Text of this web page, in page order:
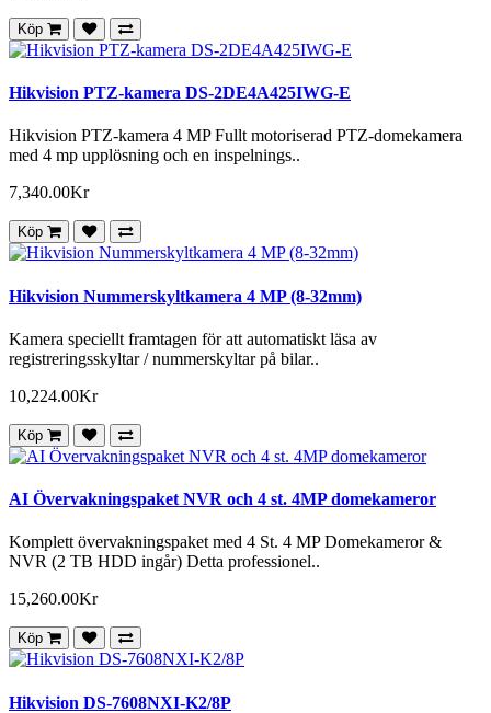
Köp
Hikvision PTZ-kamera DS-2DE4A425IWG-E
Hikvision PTZ-kamera 4 MP Fullt motoriserad PTZ-domekamera
med 4 mp upplösning och en inspelnings..
7,340.00Kr
Köp
Hikvision Nummerskyltkamera 4 MP (8-32mm)
Kamera speciellt framtagen för att automatiskt läsa av
registreringsskyltar / nummerskyltar på bilar..
10,224.00Kr
Köp
AI Övervakningspaket NVR och 4 st. 4MP domekameror
Komplett övervakningspaket med 4 St. 4 MP Domekameror &
NVR (2 TB HDD ingår) Detta professionel..
15,260.00Kr
Köp
Hikvision DS-7608NXI-K2/8P